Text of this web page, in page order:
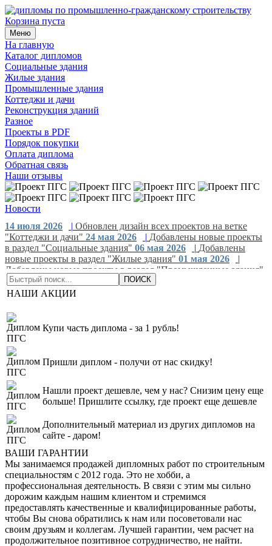
Корзина пуста
Меню
На главную
Каталог дипломов
Социальные здания
Жилые здания
Промышленные здания
Коттеджи и дачи
Реконструкция зданий
Разное
Проекты в PDF
Порядок покупки
Оплата диплома
Обратная связь
Наши отзывы
Новости
14 июля 2026
| Обновлен дизайн всех проектов на ветке
"Коттеджи и дачи" 24 мая 2026 | Добавлены новые проекты
в раздел "Социальные здания" 06 мая 2026 | Добавлены
новые проекты в раздел "Жилые здания" 01 мая 2026
|
Добавлены новые проекты в раздел "Промышленные здания"
НАШИ АКЦИИ
Купи часть диплома - за 1 рубль!
Пришли диплом - получи от нас скидку!
Нашли проект дешевле, чем у нас? Снизим цену еще
больше! Пришлите ссылку, где проект еще дешевле
Дополнительный материал из других дипломов на
сайте - даром!
ВАШИ ГАРАНТИИ
Мы занимаемся продажей дипломных работ по строительным
специальностям с 2012 года. Это не хобби, а
профессиональная деятельность. В связи с этим мы сильно
дорожим каждым нашим клиентом и стремимся
предоставлять качественные и квалифицированные работы,
чтобы Вы снова обратились к нам или посоветовали нас
своим друзьям и коллегам. Лучшей гарантии, чем расчет на
продолжительное позитивное сотрудничество, не найти.